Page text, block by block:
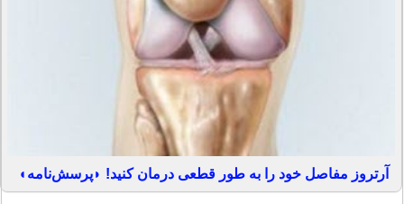
آرتروز مفاصل خود را به طور قطعی درمان کنید! ◗پرسش‌نامه◖